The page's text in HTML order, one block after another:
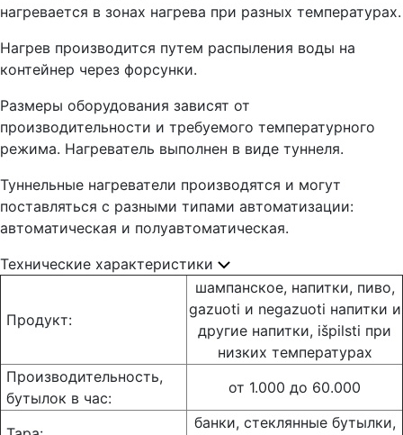
нагревается в зонах нагрева при разных температурах.
Нагрев производится путем распыления воды на
контейнер через форсунки.
Размеры оборудования зависят от
производительности и требуемого температурного
режима. Нагреватель выполнен в виде туннеля.
Туннельные нагреватели производятся и могут
поставляться с разными типами автоматизации:
автоматическая и полуавтоматическая.
Технические характеристики
Продукт:
шампанское, напитки, пиво,
gazuoti и negazuoti напитки и
другие напитки, išpilsti при
низких температурах
Производительность,
бутылок в час:
от 1.000 до 60.000
банки, стеклянные бутылки,